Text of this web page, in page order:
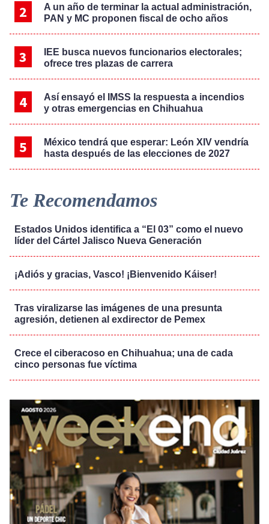
A un año de terminar la actual administración,
PAN y MC proponen fiscal de ocho años
IEE busca nuevos funcionarios electorales;
ofrece tres plazas de carrera
Así ensayó el IMSS la respuesta a incendios
y otras emergencias en Chihuahua
México tendrá que esperar: León XIV vendría
hasta después de las elecciones de 2027
Te Recomendamos
Estados Unidos identifica a “El 03” como el nuevo
líder del Cártel Jalisco Nueva Generación
¡Adiós y gracias, Vasco! ¡Bienvenido Káiser!
Tras viralizarse las imágenes de una presunta
agresión, detienen al exdirector de Pemex
Crece el ciberacoso en Chihuahua; una de cada
cinco personas fue víctima